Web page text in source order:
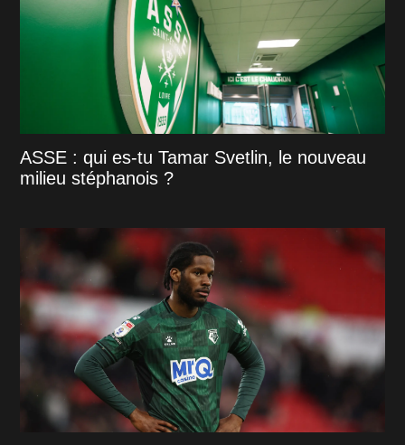
ASSE : qui es-tu Tamar Svetlin, le nouveau
milieu stéphanois ?